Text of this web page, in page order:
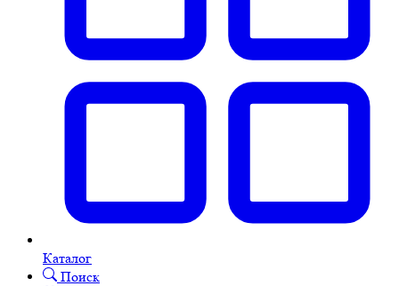
Каталог
Поиск